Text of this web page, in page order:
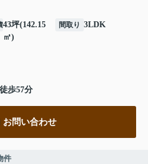
43坪(142.15
㎡)
間取り 3LDK
歩57分
お問い合わせ
件